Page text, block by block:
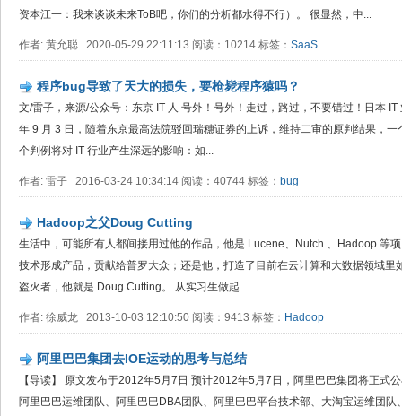
资本江一：我来谈谈未来ToB吧，你们的分析都水得不行）。 很显然，中...
作者: 黄允聪 2020-05-29 22:11:13 阅读：10214 标签： SaaS
程序bug导致了天大的损失，要枪毙程序猿吗？
文/雷子，来源/公众号：东京 IT 人 号外！号外！走过，路过，不要错过！日本
年 9 月 3 日，随着东京最高法院驳回瑞穗证券的上诉，维持二审的原判结果，
个判例将对 IT 行业产生深远的影响：如...
作者: 雷子 2016-03-24 10:34:14 阅读：40744 标签： bug
Hadoop之父Doug Cutting
生活中，可能所有人都间接用过他的作品，他是 Lucene、Nutch 、Hadoop 等
技术形成产品，贡献给普罗大众；还是他，打造了目前在云计算和大数据领域
盗火者，他就是 Doug Cutting。 从实习生做起 ...
作者: 徐威龙 2013-10-03 12:10:50 阅读：9413 标签： Hadoop
阿里巴巴集团去IOE运动的思考与总结
【导读】 原文发布于2012年5月7日 预计2012年5月7日，阿里巴巴集团将正式
阿里巴巴运维团队、阿里巴巴DBA团队、阿里巴巴平台技术部、大淘宝运维团